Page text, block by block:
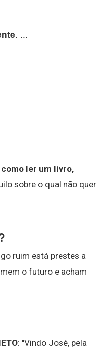
. ...
ler um livro,
sobre o qual não quer
ruim está prestes a
o futuro e acham
: "Vindo José, pela